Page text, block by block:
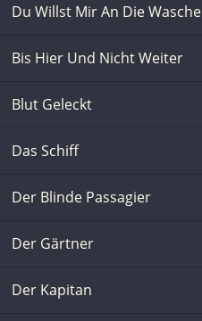
Du Willst Mir An Die Wasche
Bis Hier Und Nicht Weiter
Blut Geleckt
Das Schiff
Der Blinde Passagier
Der Gärtner
Der Kapitan